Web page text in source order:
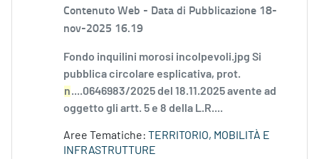
Contenuto Web - Data di Pubblicazione 18-
nov-2025 16.19
Fondo inquilini morosi incolpevoli.jpg Si
pubblica circolare esplicativa, prot.
n....0646983/2025 del 18.11.2025 avente ad
oggetto gli artt. 5 e 8 della L.R....
Aree Tematiche: TERRITORIO, MOBILITÀ E
INFRASTRUTTURE